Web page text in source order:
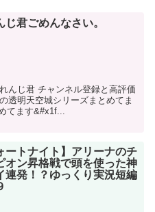
じ君ごめんなさい。
んじ君 チャンネル登録と高評価
透明天空城シリーズまとめてま
てます&#x1f...
ートナイト】アリーナのチ
オン昇格戦で頭を使った神
連発！？ゆっくり実況短編